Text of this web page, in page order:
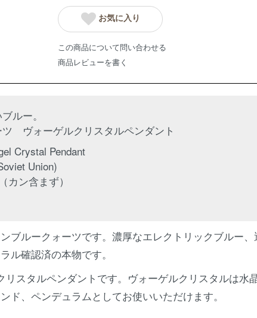
お気に入り
この商品について問い合わせる
商品レビューを書く
ルー。
ヴォーゲルクリスタルペンダント
Crystal Pendant
Union)
カン含まず）
ブルークォーツです。濃厚なエレクトリックブルー
ル確認済の本物です。
スタルペンダントです。ヴォーゲルクリスタルは水
ド、ペンデュラムとしてお使いいただけます。